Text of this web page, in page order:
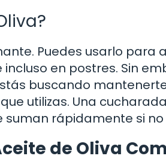
Puedes usarlo para
en postres. Sin
buscando
utilizas. Una
suman rápidamente si
de Oliva